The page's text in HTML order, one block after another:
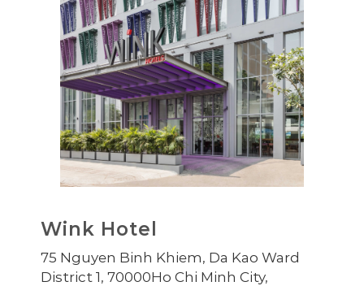
Wink Hotel
75 Nguyen Binh Khiem, Da Kao Ward
District 1, 70000Ho Chi Minh City,